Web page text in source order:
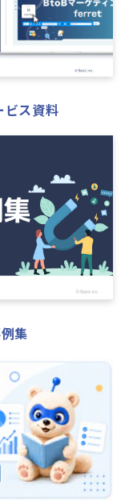
ス資料
集